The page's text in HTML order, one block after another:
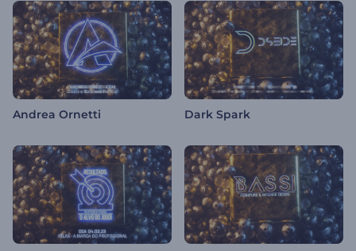
Andrea Ornetti Dark Spark